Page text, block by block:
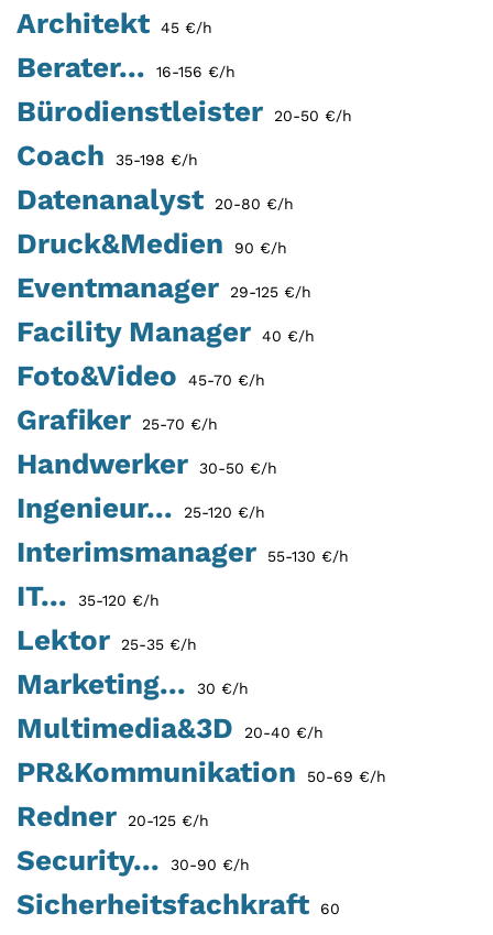
Architekt 45 €/h
Berater... 16-156 €/h
Bürodienstleister 20-50 €/h
Coach 35-198 €/h
Datenanalyst 20-80 €/h
Druck&Medien 90 €/h
Eventmanager 29-125 €/h
Facility Manager 40 €/h
Foto&Video 45-70 €/h
Grafiker 25-70 €/h
Handwerker 30-50 €/h
Ingenieur... 25-120 €/h
Interimsmanager 55-130 €/h
IT... 35-120 €/h
Lektor 25-35 €/h
Marketing... 30 €/h
Multimedia&3D 20-40 €/h
PR&Kommunikation 50-69 €/h
Redner 20-125 €/h
Security... 30-90 €/h
Sicherheitsfachkraft 60